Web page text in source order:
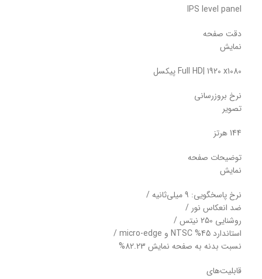
IPS level panel
دقت صفحه
نمایش
Full HD| 1920 x1080 پیکسل
نرخ بروزرسانی
تصویر
144 هرتز
توضیحات صفحه
نمایش
نرخ پاسخگویی: 9 میلی‌ثانیه /
ضد انعکاس نور /
روشنایی 250 نیتس /
استاندارد 45% NTSC و micro-edge /
نسبت بدنه به صفحه نمایش 82.23%
قابلیت‌های